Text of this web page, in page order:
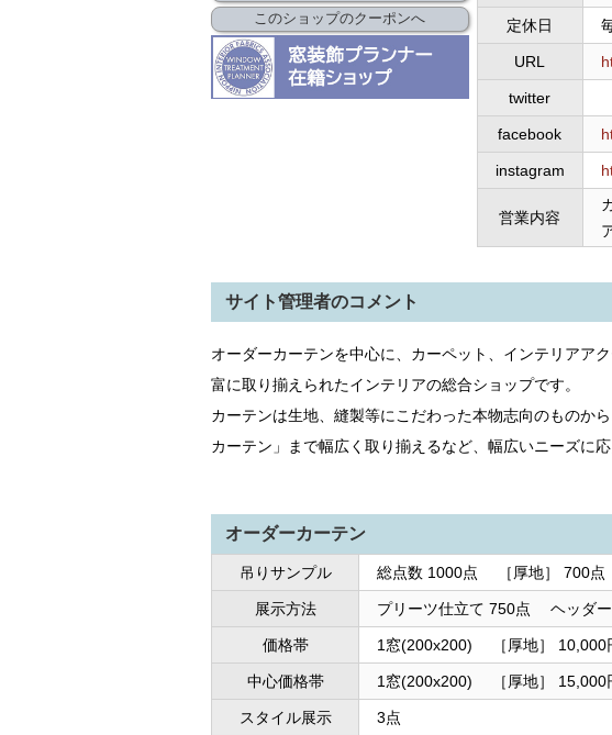
このショップのクーポンへ
定休日
URL
twitter
facebook
instagram
営業内容
サイト管理者のコメント
オーダーカーテンを中心に、カーペット、インテリアア
富に取り揃えられたインテリアの総合ショップです。
カーテンは生地、縫製等にこだわった本物志向のものか
カーテン」まで幅広く取り揃えるなど、幅広いニーズに応
オーダーカーテン
吊りサンプル 総点数 1000点 ［厚地］ 700
展示方法 プリーツ仕立て 750点 ヘッダ
価格帯 1窓(200x200) ［厚地］
中心価格帯 1窓(200x200) ［厚地］ 15,000
スタイル展示 3点